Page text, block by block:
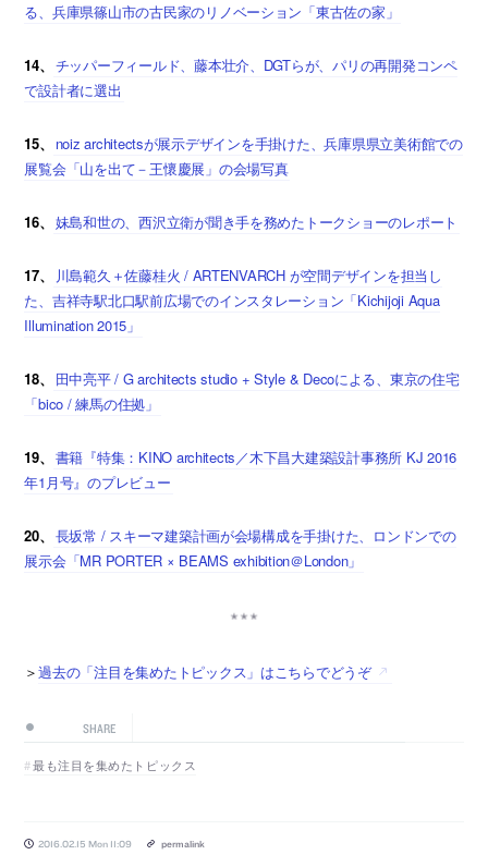
る、兵庫県篠山市の古民家のリノベーション「東古佐の家」
14、 チッパーフィールド、藤本壮介、DGTらが、パリの再開発コンペ
で設計者に選出
15、
noiz architectsが展示デザインを手掛けた、兵庫県県立美術館での
展覧会「山を出て－王懷慶展」の会場写真
16、 妹島和世の、西沢立衛が聞き手を務めたトークショーのレポート
17、
川島範久＋佐藤桂火 / ARTENVARCH が空間デザインを担当し
た、吉祥寺駅北口駅前広場でのインスタレーション「Kichijoji Aqua
Illumination 2015」
18、
田中亮平 / G architects studio + Style & Decoによる、東京の住宅
「bico / 練馬の住拠」
19、 書籍『特集：KINO architects／木下昌大建築設計事務所 KJ 2016
年1月号』のプレビュー
20、 長坂常 / スキーマ建築計画が会場構成を手掛けた、ロンドンでの
展示会「MR PORTER × BEAMS exhibition＠London」
＞過去の「注目を集めたトピックス」はこちらでどうぞ
SHARE
最も注目を集めたトピックス
2016.02.15 Mon 11:09 permalink